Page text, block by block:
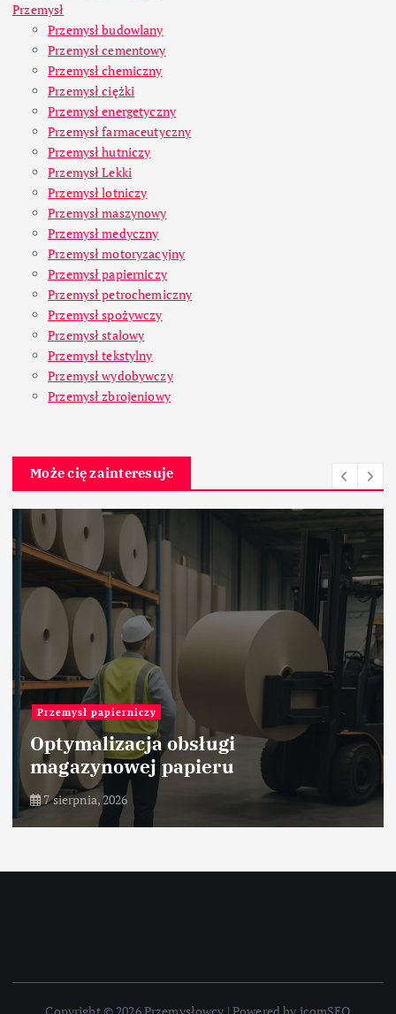
Przemysł
Przemysł budowlany
Przemysł cementowy
Przemysł chemiczny
Przemysł ciężki
Przemysł energetyczny
Przemysł farmaceutyczny
Przemysł hutniczy
Przemysł Lekki
Przemysł lotniczy
Przemysł maszynowy
Przemysł medyczny
Przemysł motoryzacyjny
Przemysł papierniczy
Przemysł petrochemiczny
Przemysł spożywczy
Przemysł stalowy
Przemysł tekstylny
Przemysł wydobywczy
Przemysł zbrojeniowy
Może cię zainteresuje
Przemysł papierniczy
Optymalizacja obsługi
magazynowej papieru
7 sierpnia, 2026